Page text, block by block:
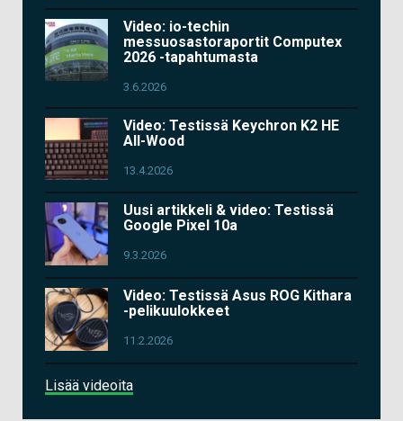
Video: io-techin
messuosastoraportit Computex
2026 -tapahtumasta
3.6.2026
Video: Testissä Keychron K2 HE
All-Wood
13.4.2026
Uusi artikkeli & video: Testissä
Google Pixel 10a
9.3.2026
Video: Testissä Asus ROG Kithara
-pelikuulokkeet
11.2.2026
Lisää videoita